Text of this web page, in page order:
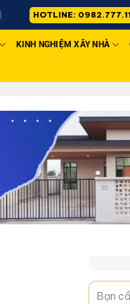
HOTLINE:
KINH NGHIỆM XÂY NHÀ